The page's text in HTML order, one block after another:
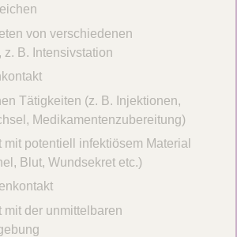
von verschiedenen
z. B. Intensivstation
Tätigkeiten (z. B. Injektionen,
Medikamentenzubereitung)
mit potentiell infektiösem Material
Blut, Wundsekret etc.)
mit der unmittelbaren